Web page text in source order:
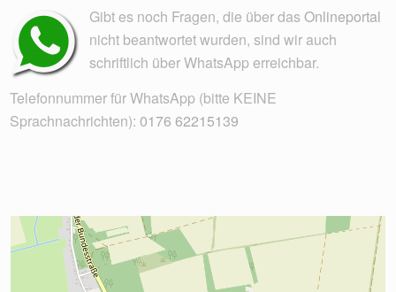
Gibt es noch Fragen, die über dasOnlineportal
nicht beantwortet wurden, sind wir auch
schriftlich über WhatsApp erreichbar.
Telefonnummer für WhatsApp (bitte KEINE
Sprachnachrichten): 0176 62215139